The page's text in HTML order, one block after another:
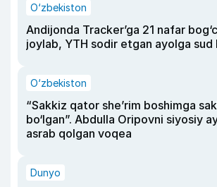
O‘zbekiston
Andijonda Tracker’ga 21 nafar
joylab, YTH sodir etgan ayolga sud
O‘zbekiston
“Sakkiz qator she’rim boshimga
bo‘lgan”. Abdulla Oripovni siyosiy
asrab qolgan voqea
Dunyo